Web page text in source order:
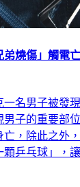
弟燒傷」觸電
名男子被發
子的重要部
，除此之外
乒乓球」，